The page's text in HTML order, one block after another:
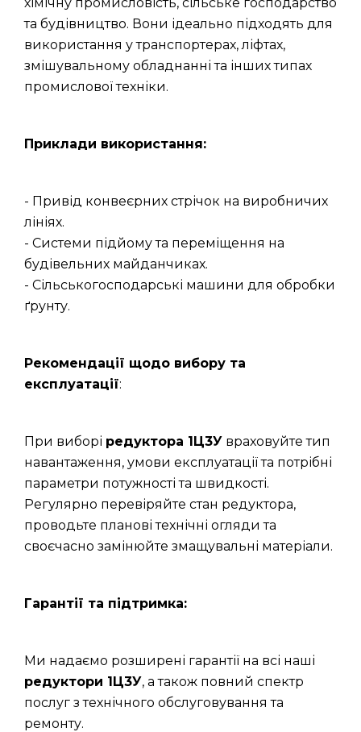
та будівництво. Вони ідеально підходять для
використання у транспортерах, ліфтах,
змішувальному обладнанні та інших типах
промислової техніки.
Приклади використання:
- Привід конвеєрних стрічок на виробничих
лініях.
- Системи підйому та переміщення на
будівельних майданчиках.
- Сільськогосподарські машини для обробки
ґрунту.
Рекомендації щодо вибору та
експлуатації:
При виборі редуктора 1Ц3У враховуйте тип
навантаження, умови експлуатації та потрібні
параметри потужності та швидкості.
Регулярно перевіряйте стан редуктора,
проводьте планові технічні огляди та
своєчасно замінюйте змащувальні матеріали.
Гарантії та підтримка:
Ми надаємо розширені гарантії на всі наші
редуктори 1Ц3У, а також повний спектр
послуг з технічного обслуговування та
ремонту.